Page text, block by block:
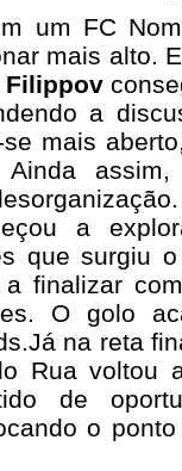
um FC
mais alto.
Filippov
a
mais
a
que surgiu
finalizar
O golo
na reta
Rua voltou
de
o